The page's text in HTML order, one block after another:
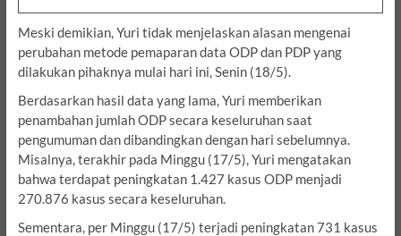
Meski demikian, Yuri tidak menjelaskan alasan mengenai
perubahan metode pemaparan data ODP dan PDP yang
dilakukan pihaknya mulai hari ini, Senin (18/5).
Berdasarkan hasil data yang lama, Yuri memberikan
penambahan jumlah ODP secara keseluruhan saat
pengumuman dan dibandingkan dengan hari sebelumnya.
Misalnya, terakhir pada Minggu (17/5), Yuri mengatakan
bahwa terdapat peningkatan 1.427 kasus ODP menjadi
270.876 kasus secara keseluruhan.
Sementara, per Minggu (17/5) terjadi peningkatan 731 kasus